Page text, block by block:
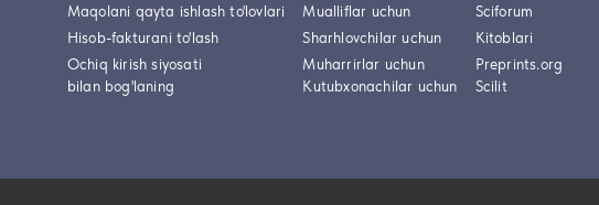
Maqolani qayta ishlash to'lovlari
Hisob-fakturani to'lash
Ochiq kirish siyosati
bilan bog'laning
Mualliflar uchun
Sharhlovchilar uchun
Muharrirlar uchun
Kutubxonachilar uchun
Sciforum
Kitoblari
Preprints.org
Scilit